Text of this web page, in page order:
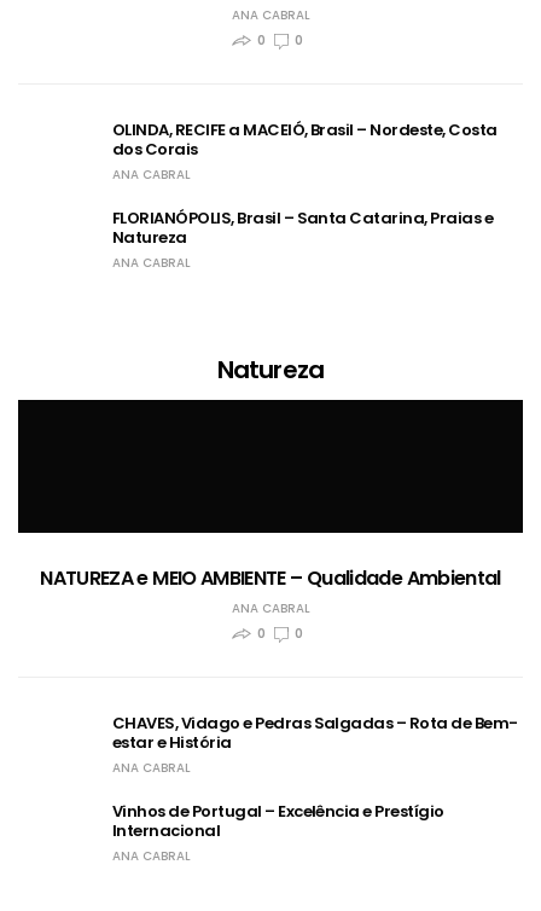
ANA CABRAL
0
0
OLINDA, RECIFE a MACEIÓ, Brasil – Nordeste, Costa
dos Corais
ANA CABRAL
FLORIANÓPOLIS, Brasil – Santa Catarina, Praias e
Natureza
ANA CABRAL
Natureza
NATUREZA e MEIO AMBIENTE – Qualidade Ambiental
ANA CABRAL
0
0
CHAVES, Vidago e Pedras Salgadas – Rota de Bem-
estar e História
ANA CABRAL
Vinhos de Portugal – Excelência e Prestígio
Internacional
ANA CABRAL